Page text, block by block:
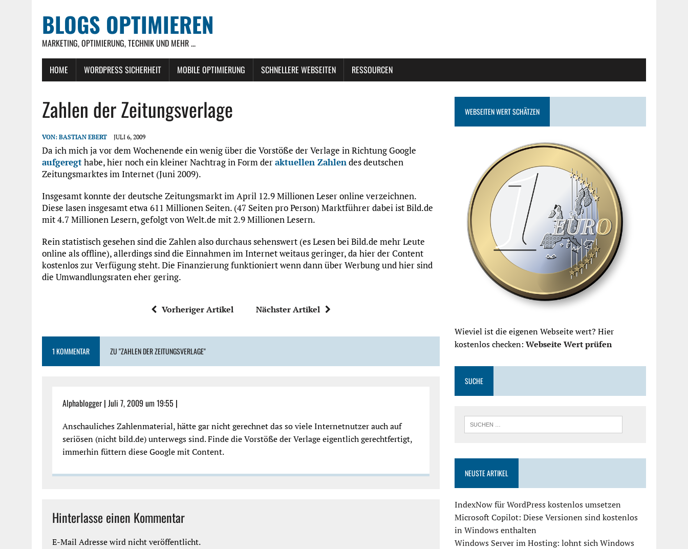
BLOGS OPTIMIEREN
MARKETING, OPTIMIERUNG, TECHNIK UND MEHR ...
HOME WORDPRESS SICHERHEIT MOBILE OPTIMIERUNG SCHNELLERE WEBSEITEN RESSOURCEN
Zahlen der Zeitungsverlage
VON: BASTIAN EBERT JULI 6, 2009
Da ich mich ja vor dem Wochenende ein wenig über die Vorstöße der Verlage in Richtung Google
aufgeregthabe, hier noch ein kleiner Nachtrag in Form deraktuellen Zahlendes deutschen
Zeitungsmarktes im Internet (Juni 2009).
Insgesamt konnte der deutsche Zeitungsmarkt im April 12.9 Millionen Leser online verzeichnen.
Diese lasen insgesamt etwa 611 Millionen Seiten. (47 Seiten pro Person) Marktführer dabei ist Bild.de
mit 4.7 Millionen Lesern, gefolgt von Welt.de mit 2.9 Millionen Lesern.
Rein statistisch gesehen sind die Zahlen also durchaus sehenswert (es Lesen bei Bild.de mehr Leute
online als offline), allerdings sind die Einnahmen im Internet weitaus geringer, da hier der Content
kostenlos zur Verfügung steht. Die Finanzierung funktioniert wenn dann über Werbung und hier sind
die Umwandlungsraten eher gering.
Vorheriger Artikel Nächster Artikel
1 KOMMENTAR ZU "ZAHLEN DER ZEITUNGSVERLAGE"
Alphablogger | Juli 7, 2009 um 19:55 |
Anschauliches Zahlenmaterial, hätte gar nicht gerechnet das so viele Internetnutzer auch auf
seriösen (nicht bild.de) unterwegs sind. Finde die Vorstöße der Verlage eigentlich gerechtfertigt,
immerhin füttern diese Google mit Content.
Hinterlasse einen Kommentar
E-Mail Adresse wird nicht veröffentlicht.
WEBSEITEN WERT SCHÄTZEN
Wieviel ist die eigenen Webseite wert? Hier
kostenlos checken:Webseite Wert prüfen
SUCHE
NEUSTE ARTIKEL
IndexNow für WordPress kostenlos umsetzen
Microsoft Copilot: Diese Versionen sind kostenlos
in Windows enthalten
Windows Server im Hosting: lohnt sich Windows